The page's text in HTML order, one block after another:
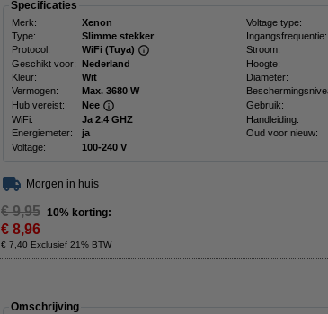
Specificaties
Merk: Xenon Voltage type:
Type:
Slimme stekker Ingangsfrequentie:
Protocol:
WiFi (Tuya) Stroom:
Geschikt voor: Nederland Hoogte:
Kleur:
Wit Diameter:
Vermogen:
Max. 3680 W
Hub vereist:
Nee Gebruik:
WiFi:
Ja 2.4 GHZ Handleiding:
Energiemeter:
ja Oud voor nieuw:
Voltage:
100-240 V
Morgen in huis
€ 9,95 10% korting:
€ 8,96
€ 7,40 Exclusief 21% BTW
Omschrijving